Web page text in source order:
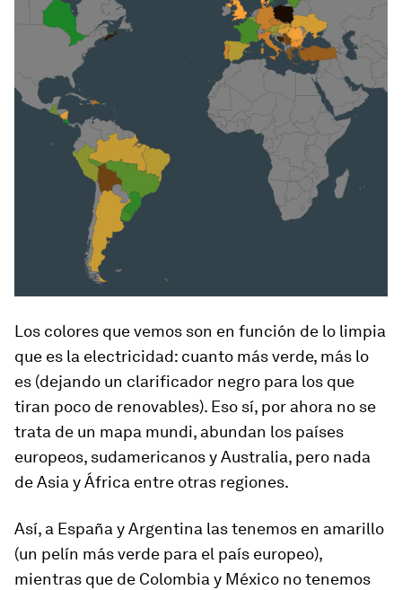
Los colores que vemos son en función de lo limpia
que es la electricidad: cuanto más verde, más lo
es (dejando un clarificador negro para los que
tiran poco de renovables). Eso sí, por ahora no se
trata de un mapa mundi, abundan los países
europeos, sudamericanos y Australia, pero nada
de Asia y África entre otras regiones.
Así, a España y Argentina las tenemos en amarillo
(un pelín más verde para el país europeo),
mientras que de Colombia y México no tenemos